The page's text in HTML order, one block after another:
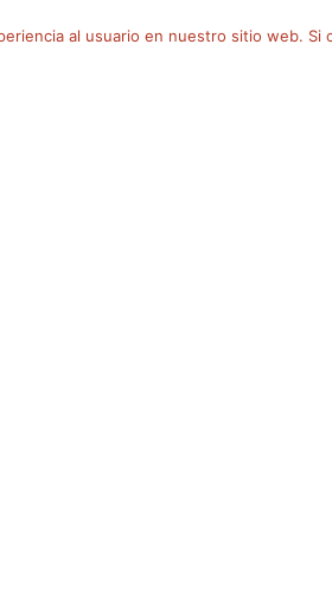
al usuario en nuestro sitio web.